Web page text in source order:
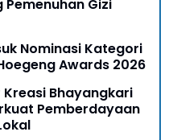
Gizi
Nominasi Kategori
Awards 2026
Bhayangkari
Pemberdayaan